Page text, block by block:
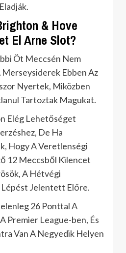
& Hove
El Arne Slot?
Öt Meccsén Nem
Ebben Az
Nyertek, Miközben
Tartoztak Magukat.
Elég Lehetőséget
De Ha
Hogy A Veretlenségi
12 Meccsből Kilencet
A Hétvégi
Jelentett Előre.
26 Ponttal A
Premier League-ben, És
Van A Negyedik Helyen